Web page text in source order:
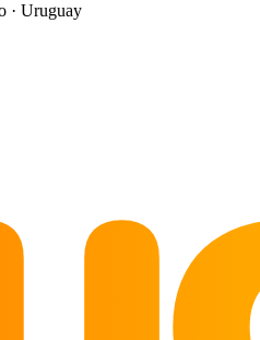
· Uruguay